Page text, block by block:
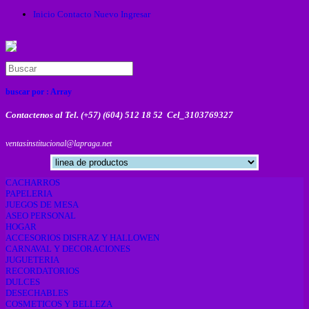
Inicio Contacto Nuevo Ingresar
buscar por : Array
Contactenos al Tel. (+57) (604) 512 18 52 Cel_3103769327
ventasinstitucional@lapraga.net
CACHARROS
PAPELERIA
JUEGOS DE MESA
ASEO PERSONAL
HOGAR
ACCESORIOS DISFRAZ Y HALLOWEN
CARNAVAL Y DECORACIONES
JUGUETERIA
RECORDATORIOS
DULCES
DESECHABLES
COSMETICOS Y BELLEZA